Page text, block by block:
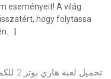
eseményeit! A világ
hogy folytassa